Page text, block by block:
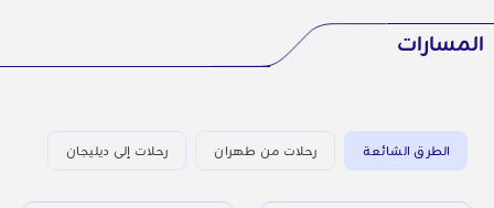
المسارات
الطرق الشائعة رحلات من طهران رحلات إلى ديليجان